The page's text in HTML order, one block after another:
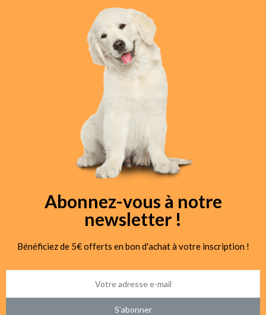
Abonnez-vous à notre
newsletter !
Bénéficiez de 5€ offerts en bon d'achat à votre inscription !
S’abonner